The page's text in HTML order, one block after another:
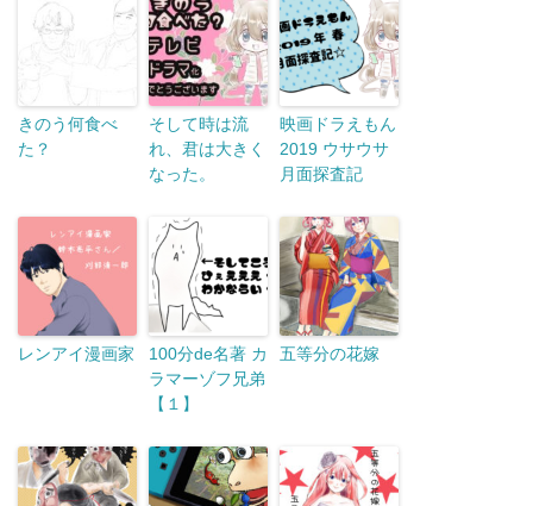
きのう何食べ
た？
そして時は流
れ、君は大きく
なった。
映画ドラえもん
2019 ウサウサ
月面探査記
レンアイ漫画家
100分de名著 カ
ラマーゾフ兄弟
【１】
五等分の花嫁